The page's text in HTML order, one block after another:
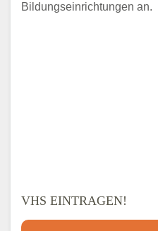
Bildungseinrichtungen an.
VHS EINTRAGEN!